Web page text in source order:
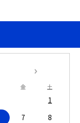
金 土
1
7
8